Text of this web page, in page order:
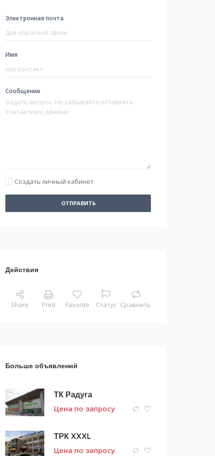
Электронная почта
Имя
Сообщение
Создать личный кабинет
ОТПРАВИТЬ
Действия
Share Print Favorite Статус Сравнить
Больше объявлений
ТК Радуга
Цена по запросу
ТРК XXXL
Цена по запросу